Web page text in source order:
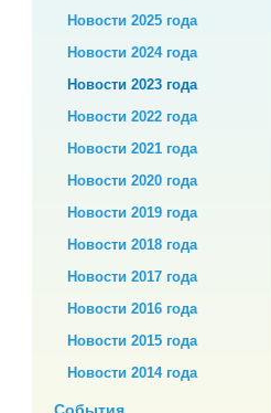
Новости 2025 года
Новости 2024 года
Новости 2023 года
Новости 2022 года
Новости 2021 года
Новости 2020 года
Новости 2019 года
Новости 2018 года
Новости 2017 года
Новости 2016 года
Новости 2015 года
Новости 2014 года
События